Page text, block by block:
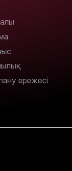
ережесі